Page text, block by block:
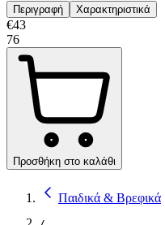
Περιγραφή Χαρακτηριστικά
€43
76
Προσθήκη στο καλάθι
Παιδικά & Βρεφικά